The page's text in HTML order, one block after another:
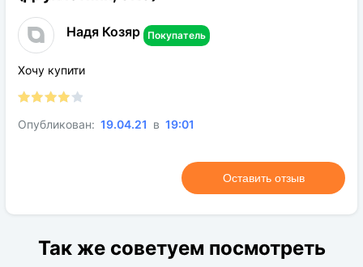
Род:
Конечная размер:
Расстояние посадки:
Требования к поливу:
Солнечный свет:
Глина, обычная почва нормального
качества, песок, чернозем
Надя Козяр Покупатель
Хочу купити
Опубликован: 19.04.21 в 19:01
Оставить отзыв
Так же советуем посмотреть